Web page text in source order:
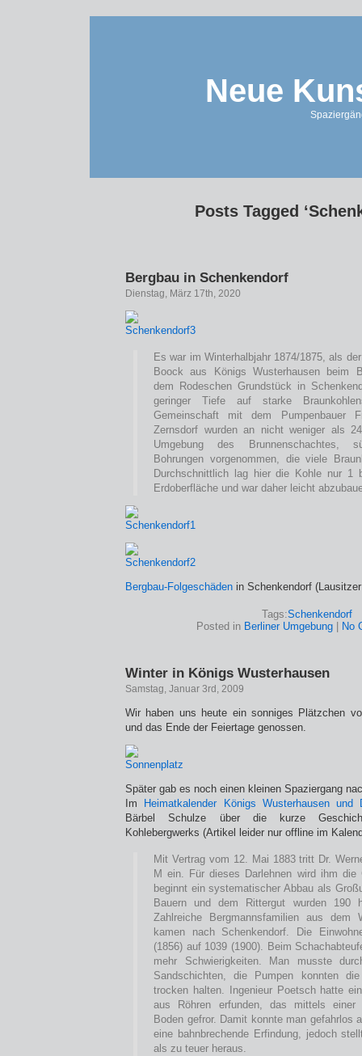
Neue
Posts Tagged
Bergbau in Schenkendorf
Dienstag, März 17th, 2020
Es war im Winterhalbjahr 1874/1875, als
Boock aus Königs Wusterhausen beim
dem Rodeschen Grundstück in
geringer Tiefe auf starke
Gemeinschaft mit dem Pumpenbauer
Zernsdorf wurden an nicht weniger als
Umgebung des Brunnenschachtes,
Bohrungen vorgenommen, die viele
Durchschnittlich lag hier die Kohle nur 1
Erdoberfläche und war daher leicht
Bergbau-Folgeschäden in Schenkendorf
Tags:Schenkendorf
Posted in Berliner Umgebung No
Winter in Königs Wusterhausen
Samstag, Januar 3rd, 2009
Wir haben uns heute ein sonniges Plätzchen
und das Ende der Feiertage genossen.
Später gab es noch einen kleinen Spaziergang
Im
Heimatkalender Königs Wusterhausen und
Bärbel Schulze über die kurze
Kohlebergwerks (Artikel leider nur offline im
Mit Vertrag vom 12. Mai 1883 tritt Dr.
M ein. Für dieses Darlehnen wird ihm die
beginnt ein systematischer Abbau als
Bauern und dem Rittergut wurden 190
Zahlreiche Bergmannsfamilien aus dem
kamen nach Schenkendorf. Die
(1856) auf 1039 (1900). Beim
mehr Schwierigkeiten. Man musste
Sandschichten, die Pumpen konnten
trocken halten. Ingenieur Poetsch hatte
aus Röhren erfunden, das mittels einer
Boden gefror. Damit konnte man gefahrlos
eine bahnbrechende Erfindung, jedoch
als zu teuer heraus.